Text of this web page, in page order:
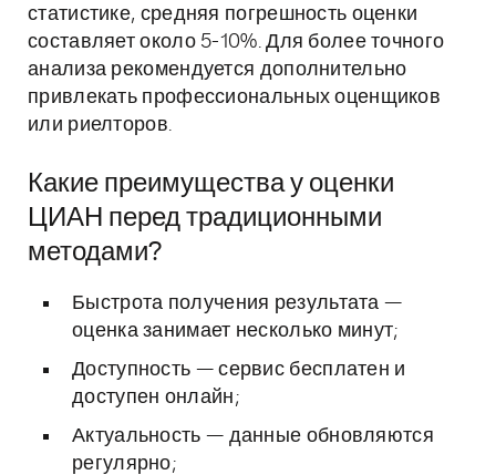
статистике, средняя погрешность оценки
составляет около 5-10%. Для более точного
анализа рекомендуется дополнительно
привлекать профессиональных оценщиков
или риелторов.
Какие преимущества у оценки
ЦИАН перед традиционными
методами?
Быстрота получения результата —
оценка занимает несколько минут;
Доступность — сервис бесплатен и
доступен онлайн;
Актуальность — данные обновляются
регулярно;